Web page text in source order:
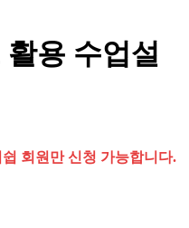
용 수업설
회원만 신청 가능합니다.